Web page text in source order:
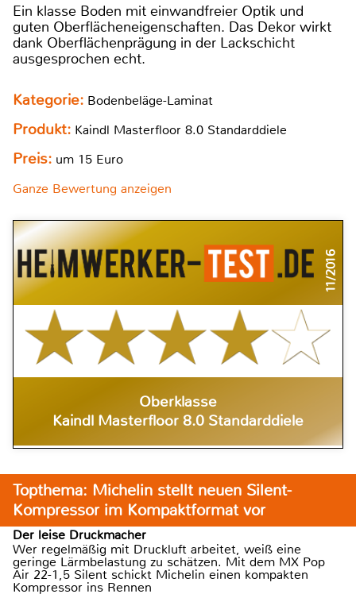
Ein klasse Boden mit einwandfreier Optik und
guten Oberflächeneigenschaften. Das Dekor wirkt
dank Oberflächenprägung in der Lackschicht
ausgesprochen echt.
Kategorie: Bodenbeläge-Laminat
Produkt: Kaindl Masterfloor 8.0 Standarddiele
Preis: um 15 Euro
Ganze Bewertung anzeigen
11/2016
Oberklasse
Kaindl Masterfloor 8.0 Standarddiele
Topthema: Michelin stellt neuen Silent-
Kompressor im Kompaktformat vor
Der leise Druckmacher
Wer regelmäßig mit Druckluft arbeitet, weiß eine
geringe Lärmbelastung zu schätzen. Mit dem MX Pop
Air 22-1,5 Silent schickt Michelin einen kompakten
Kompressor ins Rennen